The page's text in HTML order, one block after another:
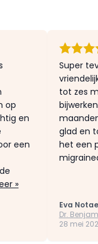
op
en
een
»
Super
tot zes
glad en
het een
Eva
Dr.
28 mei